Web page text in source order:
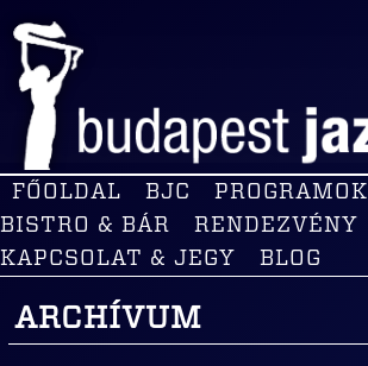
FŐOLDAL BJC
PROGRAMOK
BISTRO & BÁR
RENDEZVÉNY
KAPCSOLAT & JEGY
BLOG
ARCHÍVUM